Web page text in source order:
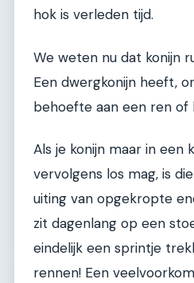
hok is verleden tijd.
We weten nu dat konijn
Een dwergkonijn heeft,
behoefte aan een ren of
Als je konijn maar in een
vervolgens los mag, is
uiting van opgekropte
zit dagenlang op een
eindelijk een sprintje
rennen! Een